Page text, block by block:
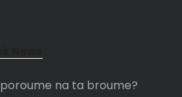
na ta broume?